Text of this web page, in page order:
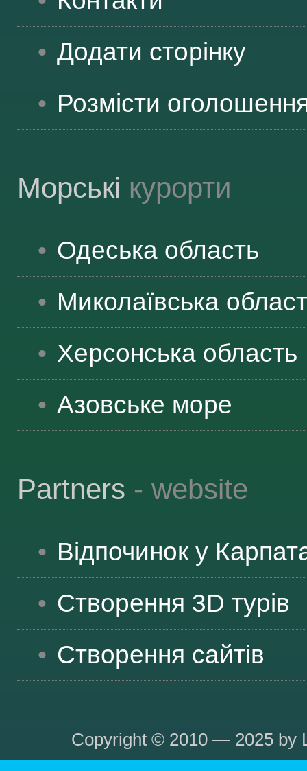
Додати сторінку
Розмісти
Морські курорти
Одеська область
Миколаївська
Херсонська область
Азовське море
Partners - website
Відпочинок у
Створення 3D турів
Створення сайтів
Copyright © 2010 — 2025 by